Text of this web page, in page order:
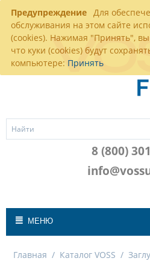
Предупреждение Для
обслуживания на этом сайте
(cookies). Нажимая "Принять", вы
что куки (cookies) будут
компьютере: Принять
8 (800)
МЕНЮ
Главная / Каталог VOSS /